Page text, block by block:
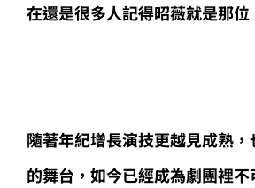
在還是很多人記得昭薇就是那位
隨著年紀增長演技更越見成熟
的舞台，如今已經成為劇團裡